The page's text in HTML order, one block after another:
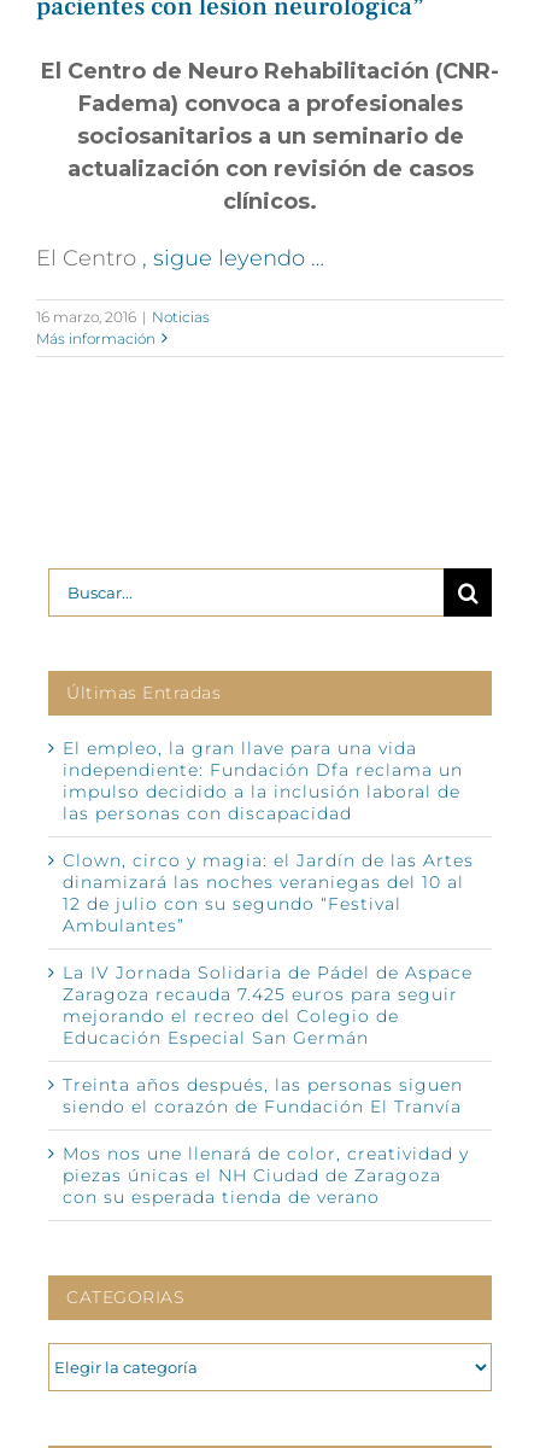
El Centro de Neuro Rehabilitación (CNR-
Fadema) convoca a profesionales
sociosanitarios a un seminario de
actualización con revisión de casos
clínicos.
El Centro , sigue leyendo …
16 marzo, 2016 | Noticias
Más información
Buscar:
Últimas Entradas
El empleo, la gran llave para una vida
independiente: Fundación Dfa reclama un
impulso decidido a la inclusión laboral de
las personas con discapacidad
Clown, circo y magia: el Jardín de las Artes
dinamizará las noches veraniegas del 10 al
12 de julio con su segundo “Festival
Ambulantes”
La IV Jornada Solidaria de Pádel de Aspace
Zaragoza recauda 7.425 euros para seguir
mejorando el recreo del Colegio de
Educación Especial San Germán
Treinta años después, las personas siguen
siendo el corazón de Fundación El Tranvía
Mos nos une llenará de color, creatividad y
piezas únicas el NH Ciudad de Zaragoza
con su esperada tienda de verano
CATEGORIAS
CATEGORIAS